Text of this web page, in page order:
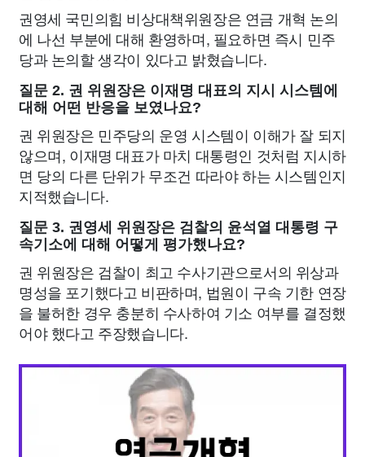
권영세 국민의힘 비상대책위원장은 연금 개혁 논의
에 나선 부분에 대해 환영하며, 필요하면 즉시 민주
당과 논의할 생각이 있다고 밝혔습니다.
질문 2. 권 위원장은 이재명 대표의 지시 시스템에
대해 어떤 반응을 보였나요?
권 위원장은 민주당의 운영 시스템이 이해가 잘 되지
않으며, 이재명 대표가 마치 대통령인 것처럼 지시하
면 당의 다른 단위가 무조건 따라야 하는 시스템인지
지적했습니다.
질문 3. 권영세 위원장은 검찰의 윤석열 대통령 구
속기소에 대해 어떻게 평가했나요?
권 위원장은 검찰이 최고 수사기관으로서의 위상과
명성을 포기했다고 비판하며, 법원이 구속 기한 연장
을 불허한 경우 충분히 수사하여 기소 여부를 결정했
어야 했다고 주장했습니다.